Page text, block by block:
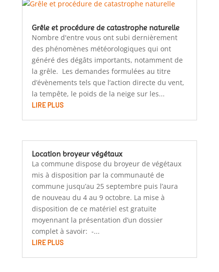
Grêle et procédure de catastrophe naturelle
Nombre d'entre vous ont subi dernièrement
des phénomènes météorologiques qui ont
généré des dégâts importants, notamment de
la grêle. Les demandes formulées au titre
d’évènements tels que l’action directe du vent,
la tempête, le poids de la neige sur les...
LIRE PLUS
Location broyeur végétaux
La commune dispose du broyeur de végétaux
mis à disposition par la communauté de
commune jusqu’au 25 septembre puis l’aura
de nouveau du 4 au 9 octobre. La mise à
disposition de ce matériel est gratuite
moyennant la présentation d’un dossier
complet à savoir: -...
LIRE PLUS